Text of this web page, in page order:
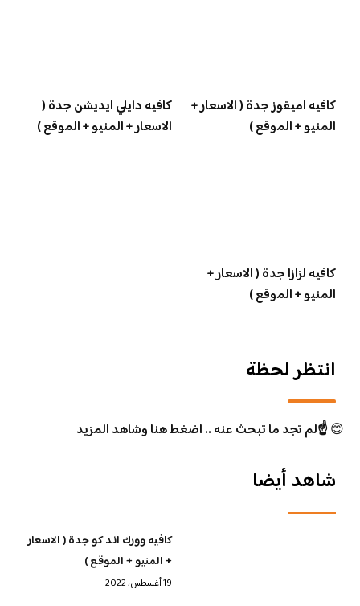
كافيه اميقوز جدة ( الاسعار +
المنيو + الموقع )
كافيه دايلي ايديشن جدة (
الاسعار + المنيو + الموقع )
كافيه لزازا جدة ( الاسعار +
المنيو + الموقع )
انتظر لحظة
😊☝️لم تجد ما تبحث عنه .. اضغط هنا وشاهد المزيد
شاهد أيضا
كافيه وورك اند كو جدة ( الاسعار
+ المنيو + الموقع )
19 أغسطس، 2022